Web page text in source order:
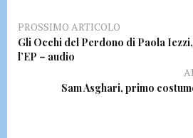
PROSSIMO ARTICOLO
Gli Occhi del Perdono di Paola
l’EP – audio
Sam Asghari, primo